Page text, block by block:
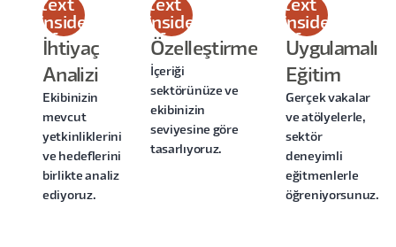
text
inside
of a
div
block.
İhtiyaç
Analizi
Ekibinizin
mevcut
yetkinliklerini
ve hedeflerini
birlikte analiz
ediyoruz.
text
inside
of a
div
block.
Özelleştirme
İçeriği
sektörünüze ve
ekibinizin
seviyesine göre
tasarlıyoruz.
text
inside
of a
div
block.
Uygulamalı
Eğitim
Gerçek vakalar
ve atölyelerle,
sektör
deneyimli
eğitmenlerle
öğreniyorsunuz.